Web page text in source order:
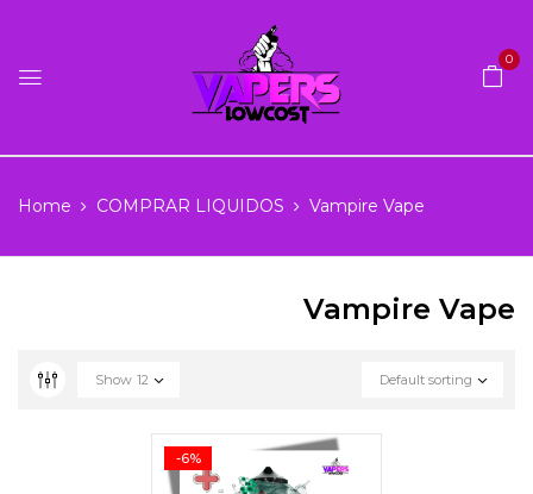
0
Home COMPRAR LIQUIDOS Vampire Vape
Vampire Vape
Default sorting
Show 12
-6%